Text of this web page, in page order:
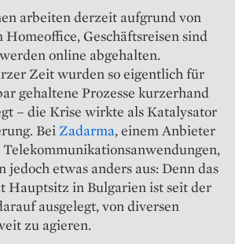
arbeiten derzeit aufgrund von
Homeoffice, Geschäftsreisen sind
online abgehalten.
Zeit wurden so eigentlich für
gehaltene Prozesse kurzerhand
– die Krise wirkte als Katalysator
Bei Zadarma, einem Anbieter
jedoch etwas anders aus: Denn das
Hauptsitz in Bulgarien ist seit der
ausgelegt, von diversen
zu agieren.